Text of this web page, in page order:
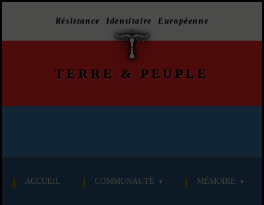
Résistance Identitaire Européenne
TERRE & PEUPLE
ACCUEIL COMMUNAUTÉ MÉMOIRE